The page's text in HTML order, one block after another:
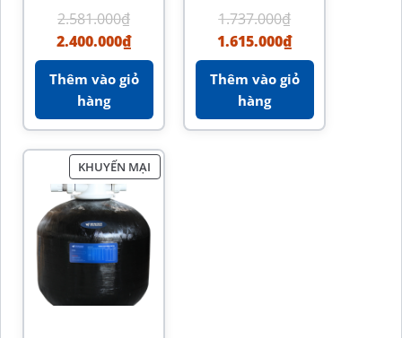
Suất Lọc Sạch Cao
2.581.000₫
2.400.000₫
Thêm vào giỏ
hàng
Chức Năng Tiết
Kiệm Năng Lượng
1.737.000₫
1.615.000₫
Thêm vào giỏ
hàng
KHUYẾN MẠI